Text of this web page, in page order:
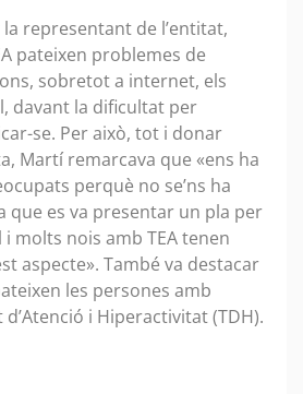
representant de l’entitat,
pateixen problemes de
sobretot a internet, els
davant la dificultat per
se. Per això, tot i donar
Martí remarcava que «ens ha
perquè no se’ns ha
que es va presentar un pla per
molts nois amb TEA tenen
aspecte». També va destacar
les persones amb
i Hiperactivitat (TDH).